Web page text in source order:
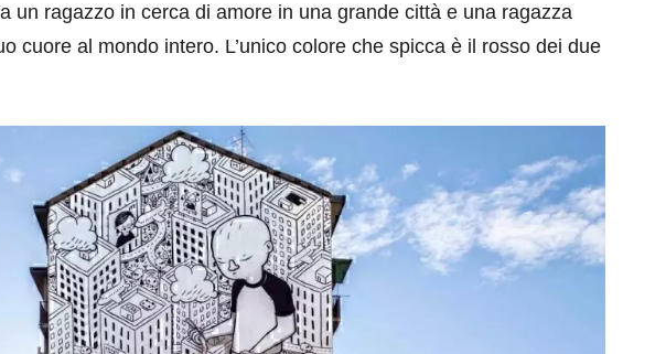
un ragazzo in cerca di amore in una grande città e una ragazza
cuore al mondo intero. L’unico colore che spicca è il rosso dei due